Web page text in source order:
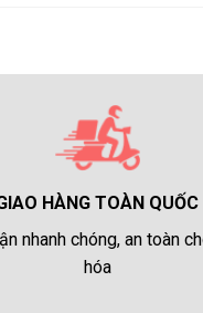
HÀNG TOÀN QUỐC
nhanh chóng, an toàn
hóa